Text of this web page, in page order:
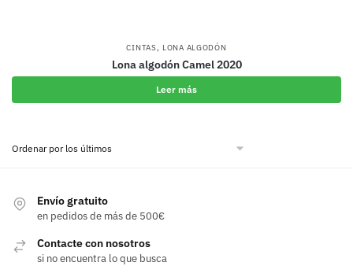
CINTAS, LONA ALGODÓN
Lona algodón Camel 2020
Leer más
Envío gratuito
en pedidos de más de 500€
Contacte con nosotros
si no encuentra lo que busca